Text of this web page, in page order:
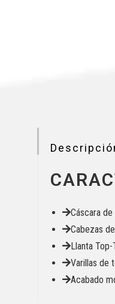
Cáscara
Cabezas
Llanta
Varillas de
Acabado